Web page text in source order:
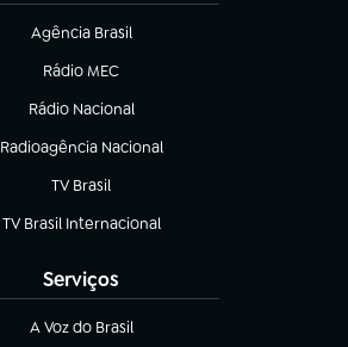
Agência Brasil
(abre em nova aba)
Rádio MEC
Rádio Nacional
(abre em nova aba)
Radioagência Nacional
(abre em nova aba)
TV Brasil
(abre em nova aba)
TV Brasil Internacional
(abre em nova aba)
Serviços
A Voz do Brasil
(abre em nova aba)